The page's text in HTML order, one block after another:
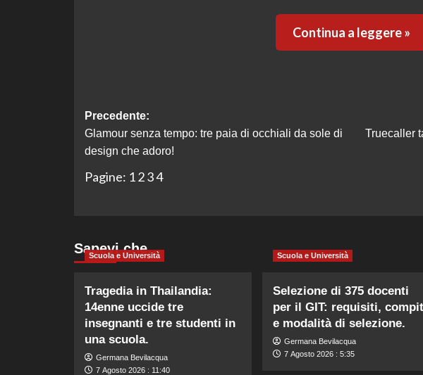
Continua a leggere »
Navigazione
articolo
Precedente:
Glamour senza tempo: tre paia di occhiali da sole di
design che adoro!
Truecaller
Pagine: 1 2 34
Sapevi che…
Scuola e Università
Tragedia in Thailandia:
14enne uccide tre
insegnanti e tre studenti in
una scuola.
Germana Bevilacqua
7 Agosto 2026 : 11:40
Scuola e Università
Selezione di 375 docenti
per il GIT: requisiti,
e modalità di selezione.
Germana Bevilacqua
7 Agosto 2026 : 5:35